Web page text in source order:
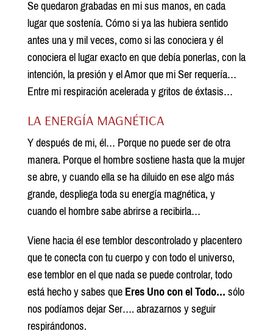
Se quedaron grabadas en mi sus manos, en cada
lugar que sostenía. Cómo si ya las hubiera sentido
antes una y mil veces, como si las conociera y él
conociera el lugar exacto en que debía ponerlas, con la
intención, la presión y el Amor que mi Ser requería…
Entre mi respiración acelerada y gritos de éxtasis…
LA ENERGÍA MAGNÉTICA
Y después de mi, él… Porque no puede ser de otra
manera. Porque el hombre sostiene hasta que la mujer
se abre, y cuando ella se ha diluido en ese algo más
grande, despliega toda su energía magnética, y
cuando el hombre sabe abrirse a recibirla…
Viene hacia él ese temblor descontrolado y placentero
que te conecta con tu cuerpo y con todo el universo,
ese temblor en el que nada se puede controlar, todo
está hecho y sabes queEres Uno con el Todo…sólo
nos podíamos dejar Ser…. abrazarnos y seguir
respirándonos.